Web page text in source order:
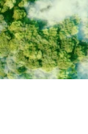
zh
en
fr
de
en